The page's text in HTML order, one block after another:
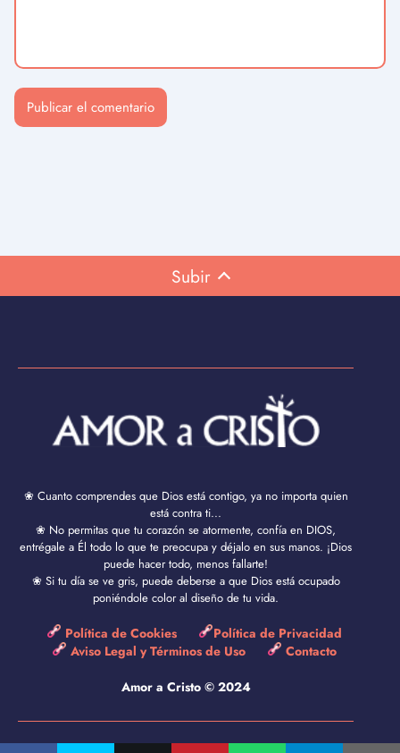
Subir
❀ Cuanto comprendes que Dios está contigo, ya no importa quien
está contra ti...
❀ No permitas que tu corazón se atormente, confía en DIOS,
entrégale a Él todo lo que te preocupa y déjalo en sus manos. ¡Dios
puede hacer todo, menos fallarte!
❀ Si tu día se ve gris, puede deberse a que Dios está ocupado
poniéndole color al diseño de tu vida.
Política de Cookies
Política de Privacidad
Aviso Legal y Términos de Uso
Contacto
Amor a Cristo © 2024